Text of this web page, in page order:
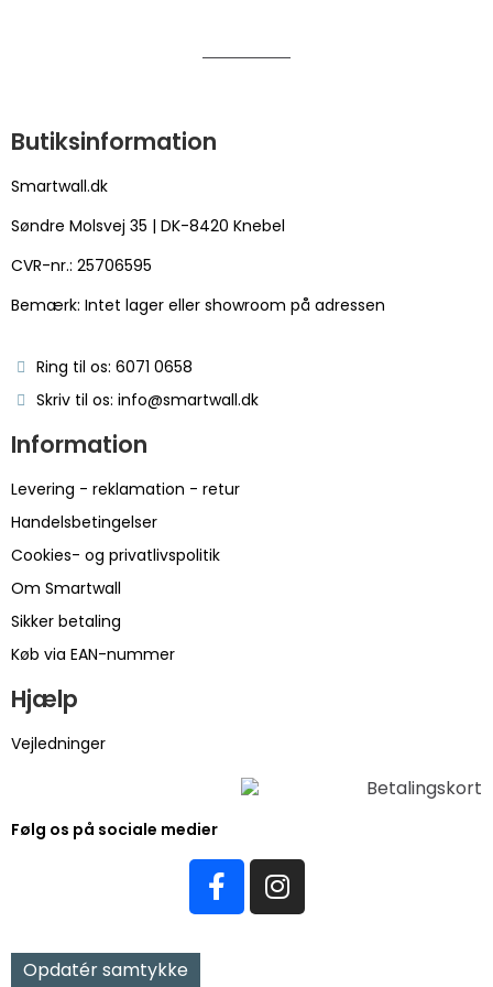
Butiksinformation
Smartwall.dk
Søndre Molsvej 35 | DK-8420 Knebel
CVR-nr.: 25706595
Bemærk: Intet lager eller showroom på adressen
Ring til os: 6071 0658
Skriv til os: info@smartwall.dk
Information
Levering - reklamation - retur
Handelsbetingelser
Cookies- og privatlivspolitik
Om Smartwall
Sikker betaling
Køb via EAN-nummer
Hjælp
Vejledninger
Følg os på sociale medier
Opdatér samtykke